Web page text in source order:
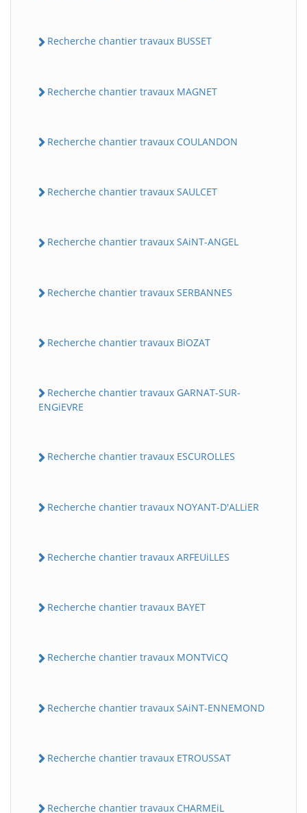
Recherche chantier travaux BUSSET
Recherche chantier travaux MAGNET
Recherche chantier travaux COULANDON
Recherche chantier travaux SAULCET
Recherche chantier travaux SAiNT-ANGEL
Recherche chantier travaux SERBANNES
Recherche chantier travaux BiOZAT
Recherche chantier travaux GARNAT-SUR-
ENGiEVRE
Recherche chantier travaux ESCUROLLES
Recherche chantier travaux NOYANT-D'ALLiER
Recherche chantier travaux ARFEUiLLES
Recherche chantier travaux BAYET
Recherche chantier travaux MONTViCQ
Recherche chantier travaux SAiNT-ENNEMOND
Recherche chantier travaux ETROUSSAT
Recherche chantier travaux CHARMEiL
BatiWebPro